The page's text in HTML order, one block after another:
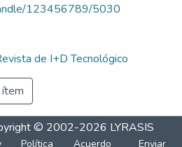
123456789/5030
de I+D Tecnológico
© 2002-2026 LYRASIS
Política Acuerdo Enviar